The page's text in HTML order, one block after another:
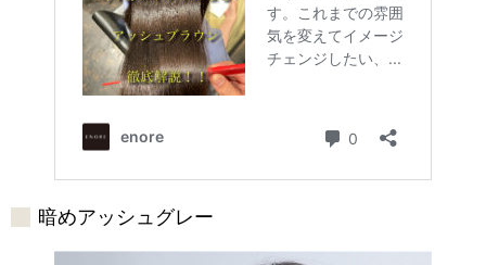
暗めアッシュグレー